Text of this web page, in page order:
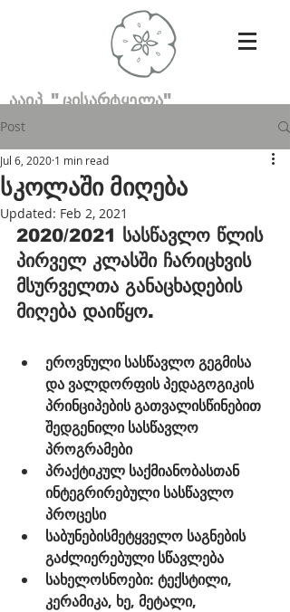
ააიპ "ცისარტყელა"
Post
სკოლაში მიღება
Jul 6, 2020 1 min read
Updated: Feb 2, 2021
2020/2021 სასწავლო წლის
პირველ კლასში ჩარიცხვის
მსურველთა განაცხადების
მიღება დაიწყო.
ეროვნული სასწავლო გეგმისა
და ვალდორფის პედაგოგიკის
პრინციპების გათვალისწინებით
შედგენილი სასწავლო
პროგრამები
პრაქტიკულ საქმიანობასთან
ინტეგრირებული სასწავლო
პროცესი
საბუნებისმეტყველო საგნების
გაძლიერებული სწავლება
სახელოსნოები: ტექსტილი,
კერამიკა, ხე, მეტალი,